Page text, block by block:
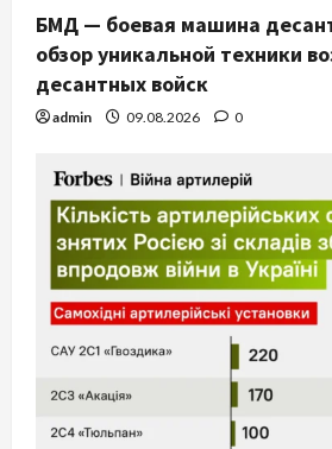
БМД — боевая машина
обзор уникальной техники
десантных войск
admin 09.08.2026 0